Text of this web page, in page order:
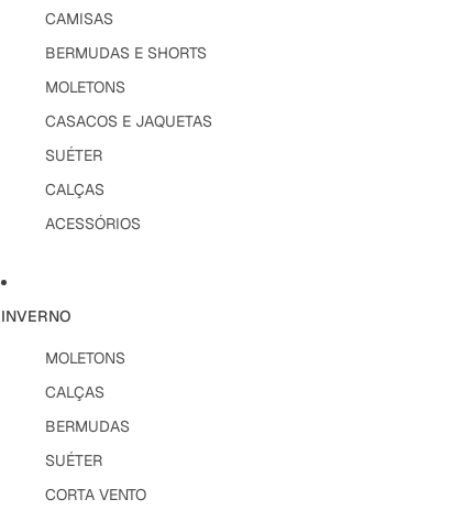
CAMISAS
BERMUDAS E SHORTS
MOLETONS
CASACOS E JAQUETAS
SUÉTER
CALÇAS
ACESSÓRIOS
INVERNO
MOLETONS
CALÇAS
BERMUDAS
SUÉTER
CORTA VENTO